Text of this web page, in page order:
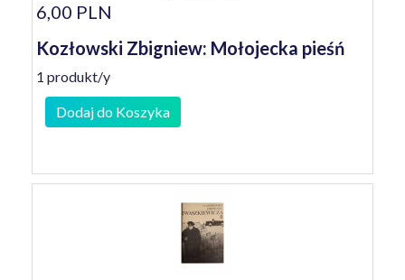
6,00 PLN
Kozłowski Zbigniew: Mołojecka pieśń
1 produkt/y
Dodaj do Koszyka